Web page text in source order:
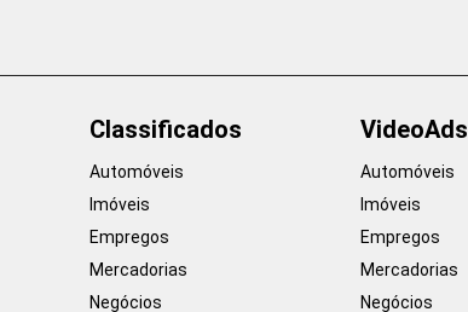
Classificados
Automóveis
Imóveis
Empregos
Mercadorias
Negócios
VideoAds
Automóveis
Imóveis
Empregos
Mercadorias
Negócios